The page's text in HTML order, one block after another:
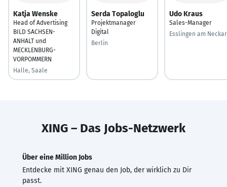
Katja Wenske
Head of Advertising
BILD SACHSEN-
ANHALT und
MECKLENBURG-
VORPOMMERN
Halle, Saale
Serda Topaloglu
Projektmanager
Digital
Berlin
Udo Kraus
Sales-Manager
Esslingen am Neckar
XING – Das Jobs-Netzwerk
Über eine Million Jobs
Entdecke mit XING genau den Job, der wirklich zu Dir
passt.